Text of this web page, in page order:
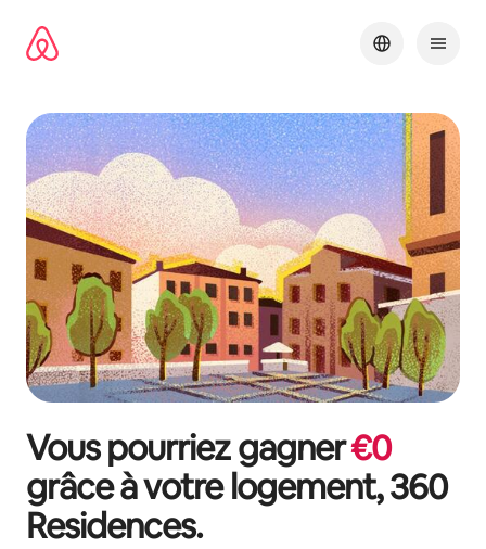
directement
Vous pourriez gagner€0
grâce à votre logement,360
Residences.